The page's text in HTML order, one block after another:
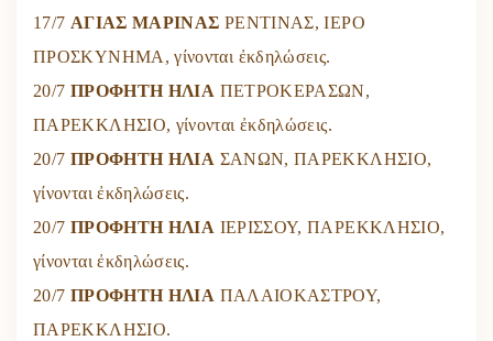
17/7 ΑΓΙΑΣ ΜΑΡΙΝΑΣ ΡΕΝΤΙΝΑΣ, ΙΕΡΟ
ΠΡΟΣΚΥΝΗΜΑ, γίνονται ἐκδηλώσεις.
20/7 ΠΡΟΦΗΤΗ ΗΛΙΑ ΠΕΤΡΟΚΕΡΑΣΩΝ,
ΠΑΡΕΚΚΛΗΣΙΟ, γίνονται ἐκδηλώσεις.
20/7 ΠΡΟΦΗΤΗ ΗΛΙΑ ΣΑΝΩΝ, ΠΑΡΕΚΚΛΗΣΙΟ,
γίνονται ἐκδηλώσεις.
20/7 ΠΡΟΦΗΤΗ ΗΛΙΑ ΙΕΡΙΣΣΟΥ, ΠΑΡΕΚΚΛΗΣΙΟ,
γίνονται ἐκδηλώσεις.
20/7 ΠΡΟΦΗΤΗ ΗΛΙΑ ΠΑΛΑΙΟΚΑΣΤΡΟΥ,
ΠΑΡΕΚΚΛΗΣΙΟ.